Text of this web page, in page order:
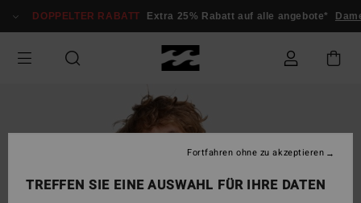
zur
springen
DOPPELTER RABATT Extra 25% Rabatt auf alle angebote*
TREFFEN SIE EINE AUSWAHL FÜR IHRE DATEN
Fortfahren ohne zu akzeptieren